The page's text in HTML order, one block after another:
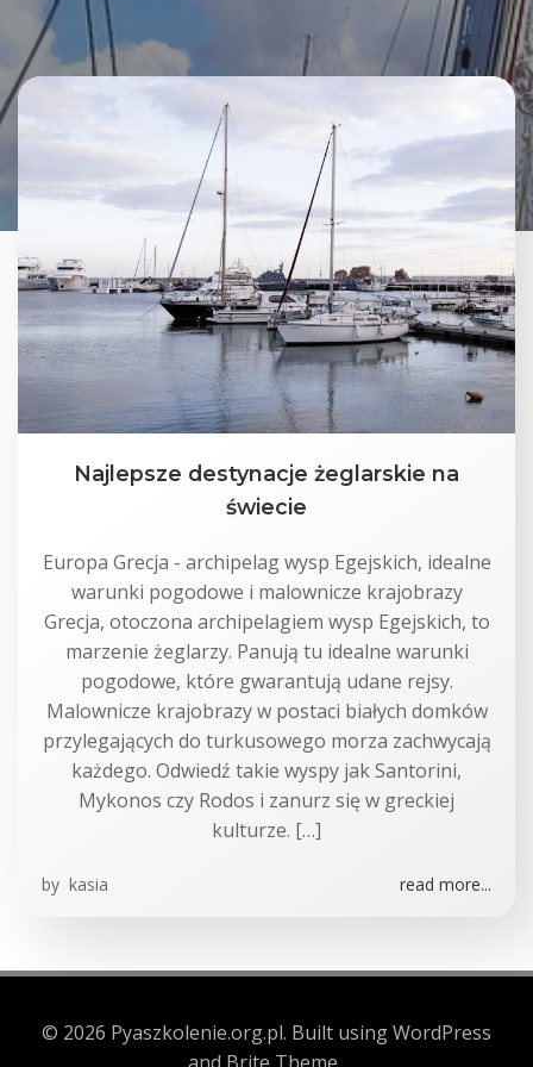
Najlepsze destynacje żeglarskie na
świecie
Europa Grecja - archipelag wysp Egejskich, idealne
warunki pogodowe i malownicze krajobrazy
Grecja, otoczona archipelagiem wysp Egejskich, to
marzenie żeglarzy. Panują tu idealne warunki
pogodowe, które gwarantują udane rejsy.
Malownicze krajobrazy w postaci białych domków
przylegających do turkusowego morza zachwycają
każdego. Odwiedź takie wyspy jak Santorini,
Mykonos czy Rodos i zanurz się w greckiej
kulturze. […]
by kasia read more...
© 2026 Pyaszkolenie.org.pl. Built using WordPress